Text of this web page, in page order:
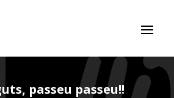
passeu passeu!!